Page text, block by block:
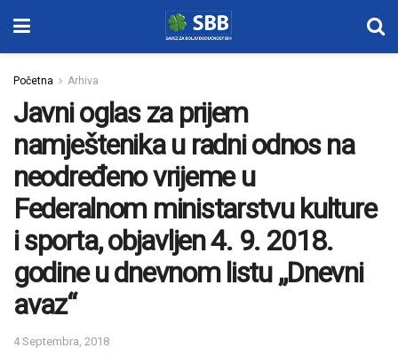
Početna Arhiva
Javni oglas za prijem
namještenika u radni odnos na
neodređeno vrijeme u
Federalnom ministarstvu kulture
i sporta, objavljen 4. 9. 2018.
godine u dnevnom listu „Dnevni
avaz“
4 Septembra, 2018